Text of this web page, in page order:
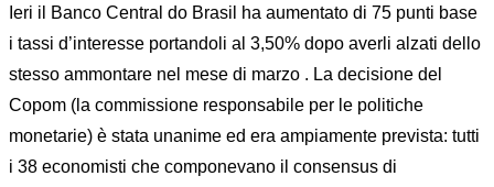
Ieri il Banco Central do Brasil ha aumentato di 75 punti base
i tassi d’interesse portandoli al 3,50% dopo averli alzati dello
stesso ammontare nel mese di marzo . La decisione del
Copom (la commissione responsabile per le politiche
monetarie) è stata unanime ed era ampiamente prevista: tutti
i 38 economisti che componevano il consensus di